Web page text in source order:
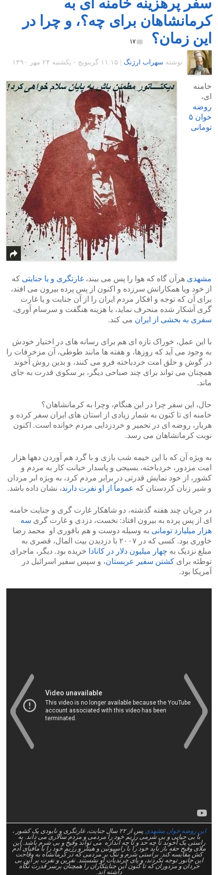
کرمانشاهان برای چه؟، و چرا در
این زمان؟
۱۷
نوشته سهراب ارژنگ ۱۱:۱۵ گرينويچ - یکشنبه ۲۴ مهر ۱۳۹۰
خامنه
ای،
روضه
خوان ۵
تومانی
مشهدی هرآن گاه که هوا را پس می بیند، غارتگری و یا جنایتی که
از خود ویا همکارانش سرزده و اکنون از پس پرده بیرون می افتد،
برای آن که توجه و افکار مردم ایران را از آن جنایت و یا غارت
گری آشکار شده منحرف نماید، با هزینه هنگفت و سرسام آوری،
سفری به بخشی از ایران می کند.
با این عمل، خوراک تازه ای هم برای رسانه های در اختیار خودش
به وجود می آید که روزها، و هفته ها مانند طوطی، آن مزخرفات را
در گوش و حلق امت خردباخته فرو می کنند، و بدین روش آخوند
همچنان می تواند برای چند صباحی دیگر، بر سکوی قدرت به جای
ماند.
حال، این سفر چرا در این هنگام، وچرا به کرمانشاهان؟
خامنه ای تا کنون به شمار زیادی از استان های ایران سفر کرده و
هربار، روضه ای در تحمیر و خردزدایی مردم خوانده است. اکنون
نوبت کرمانشاهان می رسد.
به ویژه آن که با این خیمه شب بازی و با گرد هم آوردن دهها هزار
امت مزدور، خردباخته، بسیجی و پاسدار خیانت کار به مردم و
کشور، از خود نمایش قدرتی در برابر مردم کرد، به ویژه ابر مردان
و شیر زنان کردستان که عموماً از او نفرت دارند، نشان داده باشد.
در جریان چند هفته گذشته، دو شاهکار غارت گری و جنایت خامنه
ای از پس پرده به بیرون افتاد: نخست، دزدی و غارت گری سه
هزار میلیارد تومانی به وسیله دوست و هم بافوری او محمد رضا
خاوری بود. کسی که در ۲۰۰۷ با دزدیدن بیت المال، قصری به
مبلغ نزدیک به چهار میلیون دلار در کانادا خریده بود. دیگر، ماجرای
توطئه برای کشتن سفیر عربستان، و سپس سفیر اسرائیل در
آمریکا بود.
این روضه خوان مشهدی
پس از ۲۲ سال جنایت، غارتگری و نابودی یک کشور ،
با بی حیایی و بی شرمی رژیم خود را مردمی و مردم سالاری می داند. به
راستی یک آخوند تا چه حد و تا چه اندازه می تواند وقیح و بی شرم باشد. این
ملای وقیح حقه باز باید خود را با راسپوتین و هیتلر و رژیم خود را با مافیای آدم
کش مقایسه کند. براستی شرم و ننگ بر مردمی که در کرمانشاه به وقاحت
این جانور توجه نکردند، و پای چرندیات او نشستند. نفرین و نفرت بر این بی
خردان و مزدوران که تا کنون این جنایتکاران را همچنان برسر قدرت نگاه
داشته اند.